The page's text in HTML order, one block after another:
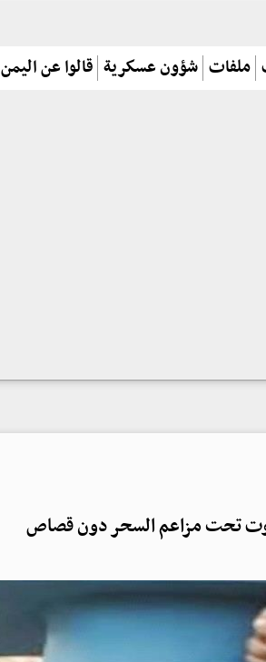
ملفات شؤون عسكرية قالوا عن اليمن
تحت مزاعم السحر دون قصاص